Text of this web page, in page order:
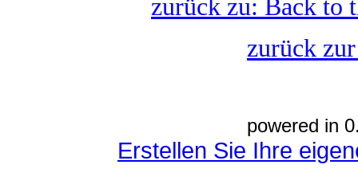
zurück zu: Back to
zurück
powered in
Erstellen Sie Ihre